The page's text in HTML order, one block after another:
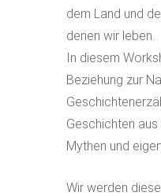
dem Land und
denen wir leben.
In diesem
Beziehung zur
Geschichten
Mythen und
Wir werden